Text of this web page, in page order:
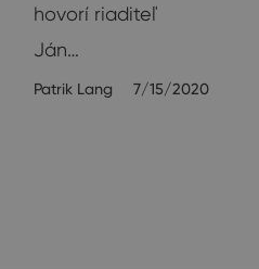
hovorí riaditeľ
Ján…
Patrik Lang 7/15/2020